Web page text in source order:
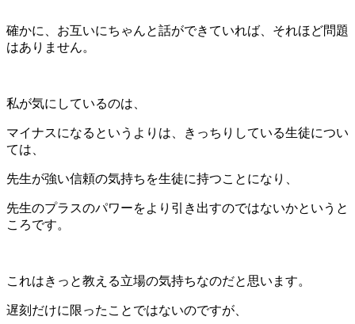
確かに、お互いにちゃんと話ができていれば、それほど問題
はありません。
私が気にしているのは、
マイナスになるというよりは、きっちりしている生徒につい
ては、
先生が強い信頼の気持ちを生徒に持つことになり、
先生のプラスのパワーをより引き出すのではないかというと
ころです。
これはきっと教える立場の気持ちなのだと思います。
遅刻だけに限ったことではないのですが、